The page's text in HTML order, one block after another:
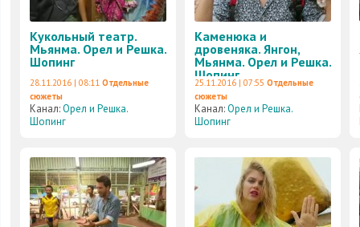
Кукольный театр.
Мьянма. Орел и Решка.
Шопинг
28.11.2016 | 08:11 Отдельные
сюжеты
Канал:Орел и Решка.
Шопинг
Каменюка и
дровеняка. Янгон,
Мьянма. Орел и Решка.
Шопинг
25.11.2016 | 07:55 Отдельные
сюжеты
Канал:Орел и Решка.
Шопинг